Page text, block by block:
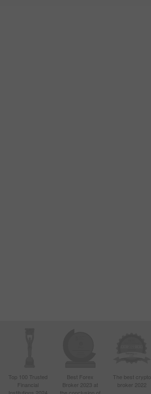
Top 100 Trusted
Financial
Best Forex
Broker 2023 at
The best crypto
broker 2022